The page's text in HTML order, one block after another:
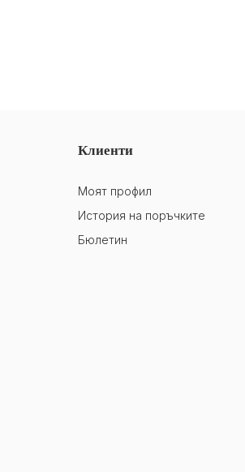
Клиенти
Моят профил
История на поръчките
Бюлетин